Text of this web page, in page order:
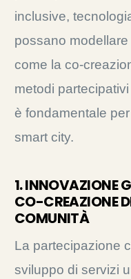
inclusive,
possano
come la co-
metodi
è fondamentale
smart city.
1. INNOVAZIONE
CO-CREAZIONE
COMUNITÀ
La partecipazione
sviluppo di servizi